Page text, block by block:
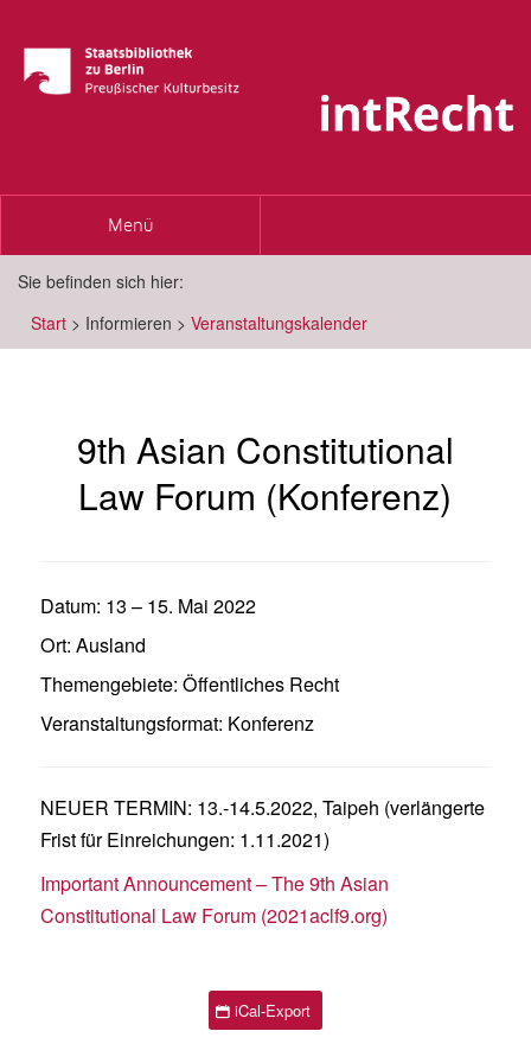
Toggle
Menü
Sie befinden sich hier:
Start > Informieren > Veranstaltungskalender
9th Asian Constitutional
Law Forum (Konferenz)
Datum: 13 – 15. Mai 2022
Ort: Ausland
Themengebiete: Öffentliches Recht
Veranstaltungsformat: Konferenz
NEUER TERMIN: 13.-14.5.2022, Taipeh (verlängerte
Frist für Einreichungen: 1.11.2021)
Important Announcement – The 9th Asian
Constitutional Law Forum (2021aclf9.org)
iCal-Export